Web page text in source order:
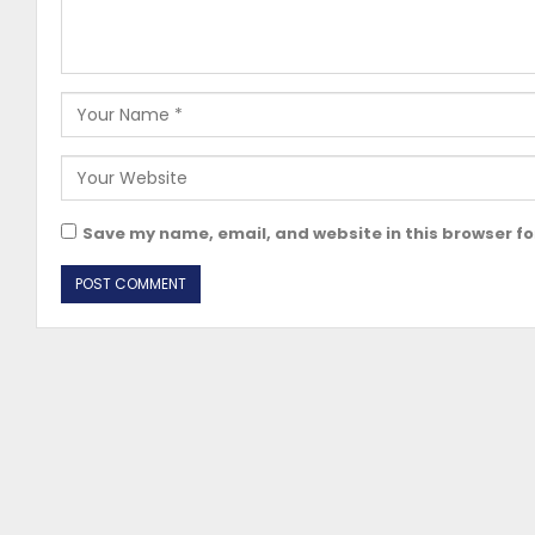
Save my name, email, and website in this browser